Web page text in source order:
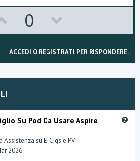
p
v
o
0
o
w
n
t
e
ACCEDI O REGISTRATI PER RISPONDERE.
Su Pod Da Usare Aspire
Assistenza su E-Cigs e PV
2026